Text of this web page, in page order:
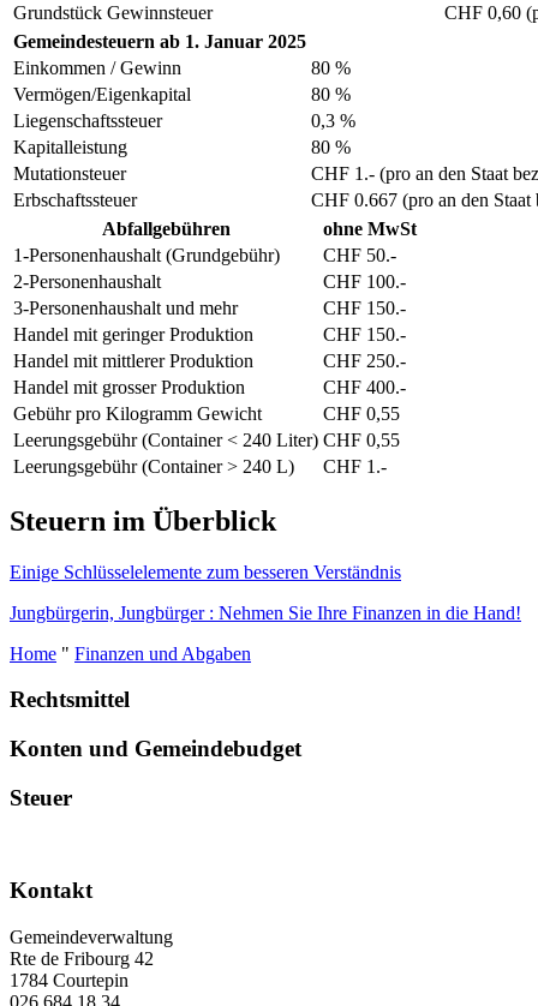
Grundstück Gewinnsteuer
CHF 0,60
Gemeindesteuern ab 1. Januar 2025
Einkommen / Gewinn
80 %
Vermögen/Eigenkapital
80 %
Liegenschaftssteuer
0,3 %
Kapitalleistung
80 %
Mutationsteuer
CHF 1.- (pro an den Staat
Erbschaftssteuer
CHF 0.667 (pro an den Staat
Abfallgebühren
ohne MwSt
1-Personenhaushalt (Grundgebühr)
CHF 50.-
2-Personenhaushalt
CHF 100.-
3-Personenhaushalt und mehr
CHF 150.-
Handel mit geringer Produktion
CHF 150.-
Handel mit mittlerer Produktion
CHF 250.-
Handel mit grosser Produktion
CHF 400.-
Gebühr pro Kilogramm Gewicht
CHF 0,55
Leerungsgebühr (Container < 240 Liter) CHF 0,55
Leerungsgebühr (Container > 240 L)
CHF 1.-
Steuern im Überblick
Einige Schlüsselelemente zum besseren Verständnis
Jungbürgerin, Jungbürger : Nehmen Sie Ihre Finanzen in die Hand!
Home " Finanzen und Abgaben
Rechtsmittel
Konten und Gemeindebudget
Steuer
Kontakt
Gemeindeverwaltung
Rte de Fribourg 42
1784 Courtepin
026 684 18 34